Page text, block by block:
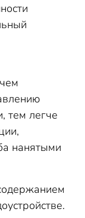
тем легче
нанятыми